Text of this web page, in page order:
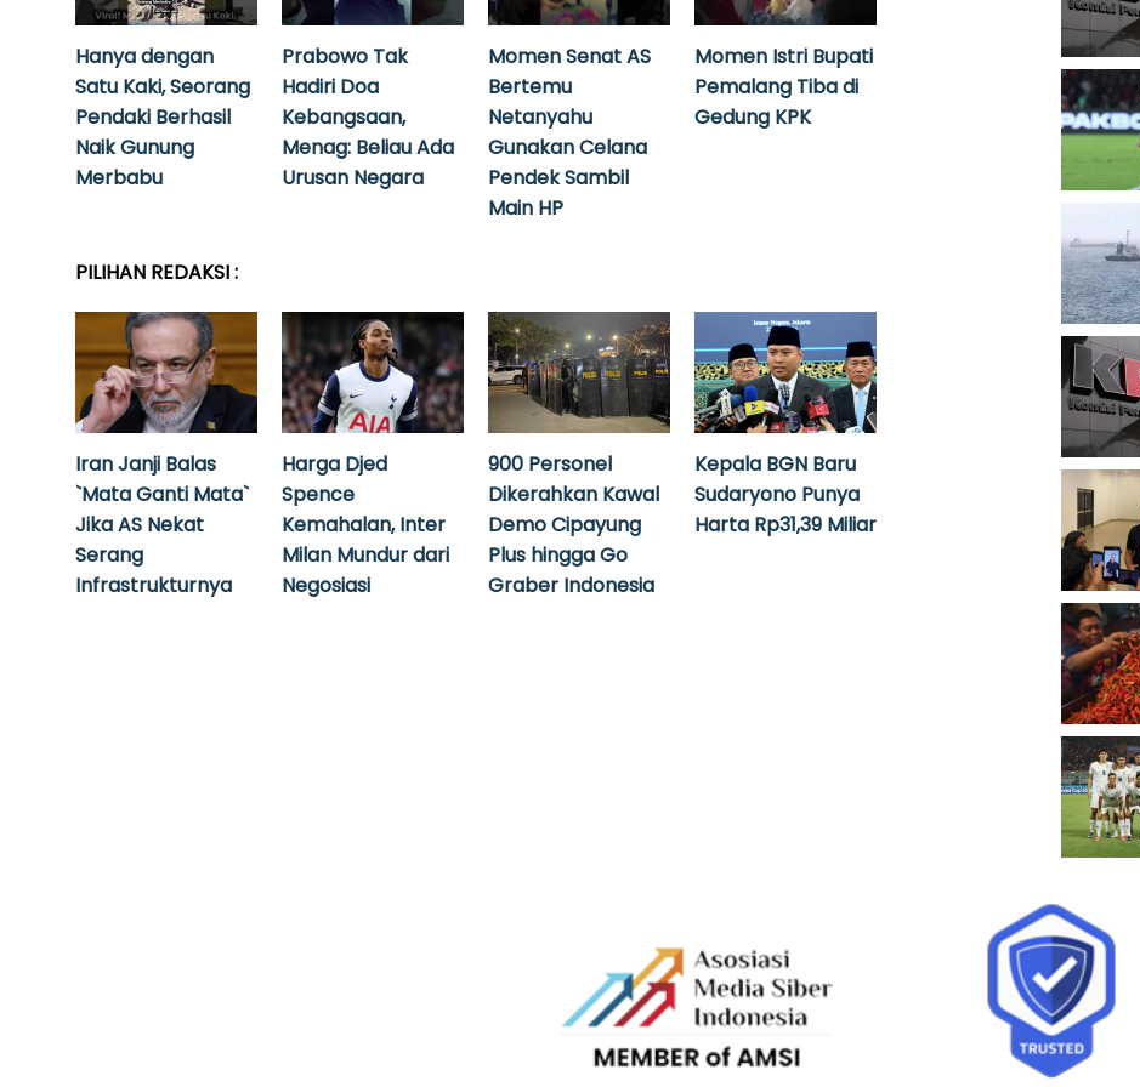
Hanya dengan
Satu Kaki, Seorang
Pendaki Berhasil
Naik Gunung
Merbabu
Prabowo Tak
Hadiri Doa
Kebangsaan,
Menag: Beliau Ada
Urusan Negara
Momen Senat AS
Bertemu
Netanyahu
Gunakan Celana
Pendek Sambil
Main HP
Momen Istri Bupati
Pemalang Tiba di
Gedung KPK
PILIHAN REDAKSI :
Iran Janji Balas
`Mata Ganti Mata`
Jika AS Nekat
Serang
Infrastrukturnya
Harga Djed
Spence
Kemahalan, Inter
Milan Mundur dari
Negosiasi
900 Personel
Dikerahkan Kawal
Demo Cipayung
Plus hingga Go
Graber Indonesia
Kepala BGN Baru
Sudaryono Punya
Harta Rp31,39 Miliar